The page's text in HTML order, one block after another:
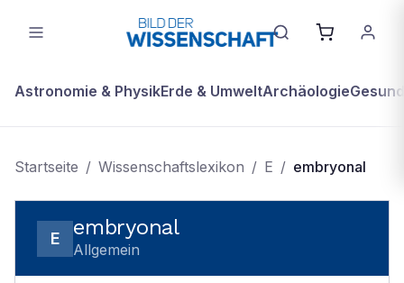
Astronomie & PhysikErde & UmweltArchäologie
Startseite / Wissenschaftslexikon / E / embryonal
E embryonal
Allgemein